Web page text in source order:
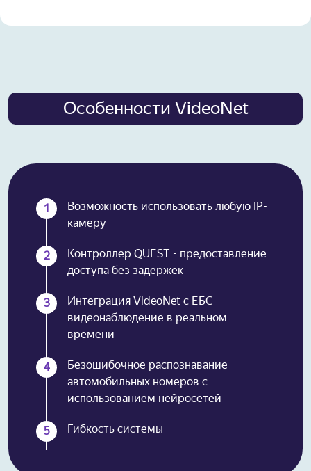
Особенности VideoNet
1
Возможность использовать любую IP-
камеру
2
Контроллер QUEST - предоставление
доступа без задержек
3
Интеграция VideoNet с ЕБС
видеонаблюдение в реальном
времени
4
Безошибочное распознавание
автомобильных номеров с
использованием нейросетей
5 Гибкость системы